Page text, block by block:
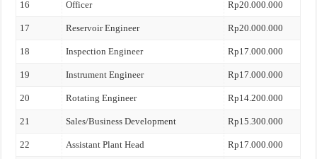
16 Officer Rp20.000.000
17 Reservoir Engineer Rp20.000.000
18 Inspection Engineer Rp17.000.000
19 Instrument Engineer Rp17.000.000
20 Rotating Engineer Rp14.200.000
21 Sales/Business Development Rp15.300.000
22 Assistant Plant Head Rp17.000.000